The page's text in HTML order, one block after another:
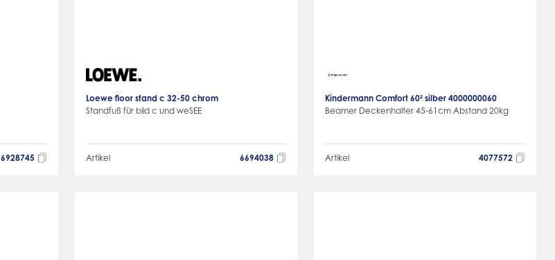
6928745
Loewe floor stand c 32-50 chrom
Standfuß für bild c und weSEE
Artikel 6694038
Kindermann Comfort 60² silber 4000000060
Beamer Deckenhalter 45-61cm Abstand 20kg
Artikel 4077572